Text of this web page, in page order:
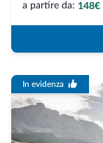
a partire da: 148€
In evidenza